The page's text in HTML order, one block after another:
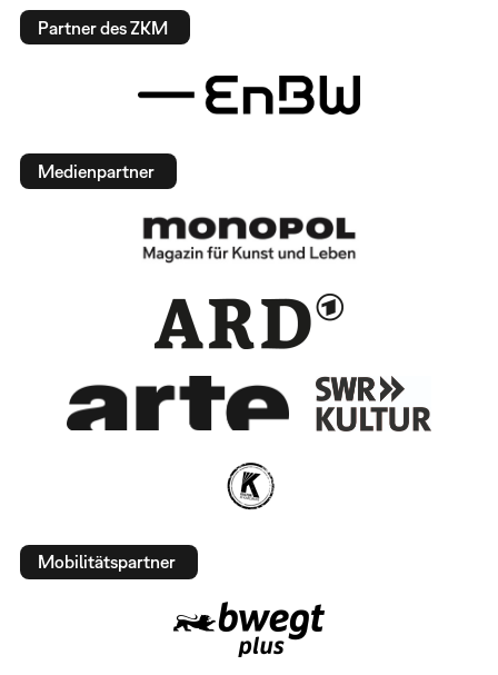
Partner des ZKM
Medienpartner
Mobilitätspartner